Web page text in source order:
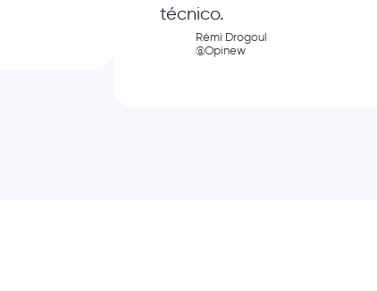
técnico.
Rémi Drogoul
@Opinew